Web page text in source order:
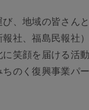
、地域の皆さん
社、福島民報社
笑顔を届ける活
のく復興事業パ